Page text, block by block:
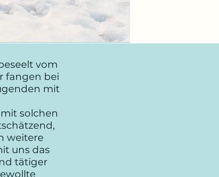
vom
fangen bei
mit
solchen
weitere
uns das
tätiger